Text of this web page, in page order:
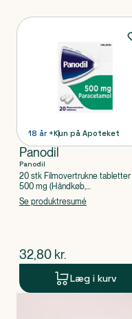
Produkter
18 år +Kun på Apoteket
Panodil
Panodil
20 stk Filmovertrukne tabletter
500 mg (Håndkøb,
apoteksforbeholdt), Paracetamol
Se produktresumé
$nuværende pris
32,80 kr.
Læg i kurv